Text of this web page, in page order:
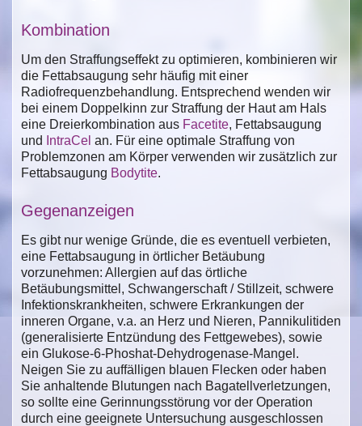
Kombination
Um den Straffungseffekt zu optimieren, kombinieren wir
die Fettabsaugung sehr häufig mit einer
Radiofrequenzbehandlung. Entsprechend wenden wir
bei einem Doppelkinn zur Straffung der Haut am Hals
eine Dreierkombination aus Facetite, Fettabsaugung
und
IntraCel an. Für eine optimale Straffung von
Problemzonen am Körper verwenden wir zusätzlich zur
Fettabsaugung Bodytite.
Gegenanzeigen
Es gibt nur wenige Gründe, die es eventuell verbieten,
eine Fettabsaugung in örtlicher Betäubung
vorzunehmen: Allergien auf das örtliche
Betäubungsmittel, Schwangerschaft / Stillzeit, schwere
Infektionskrankheiten, schwere Erkrankungen der
inneren Organe, v.a. an Herz und Nieren, Pannikulitiden
(generalisierte Entzündung des Fettgewebes), sowie
ein Glukose-6-Phoshat-Dehydrogenase-Mangel.
Neigen Sie zu auffälligen blauen Flecken oder haben
Sie anhaltende Blutungen nach Bagatellverletzungen,
so sollte eine Gerinnungsstörung vor der Operation
durch eine geeignete Untersuchung ausgeschlossen